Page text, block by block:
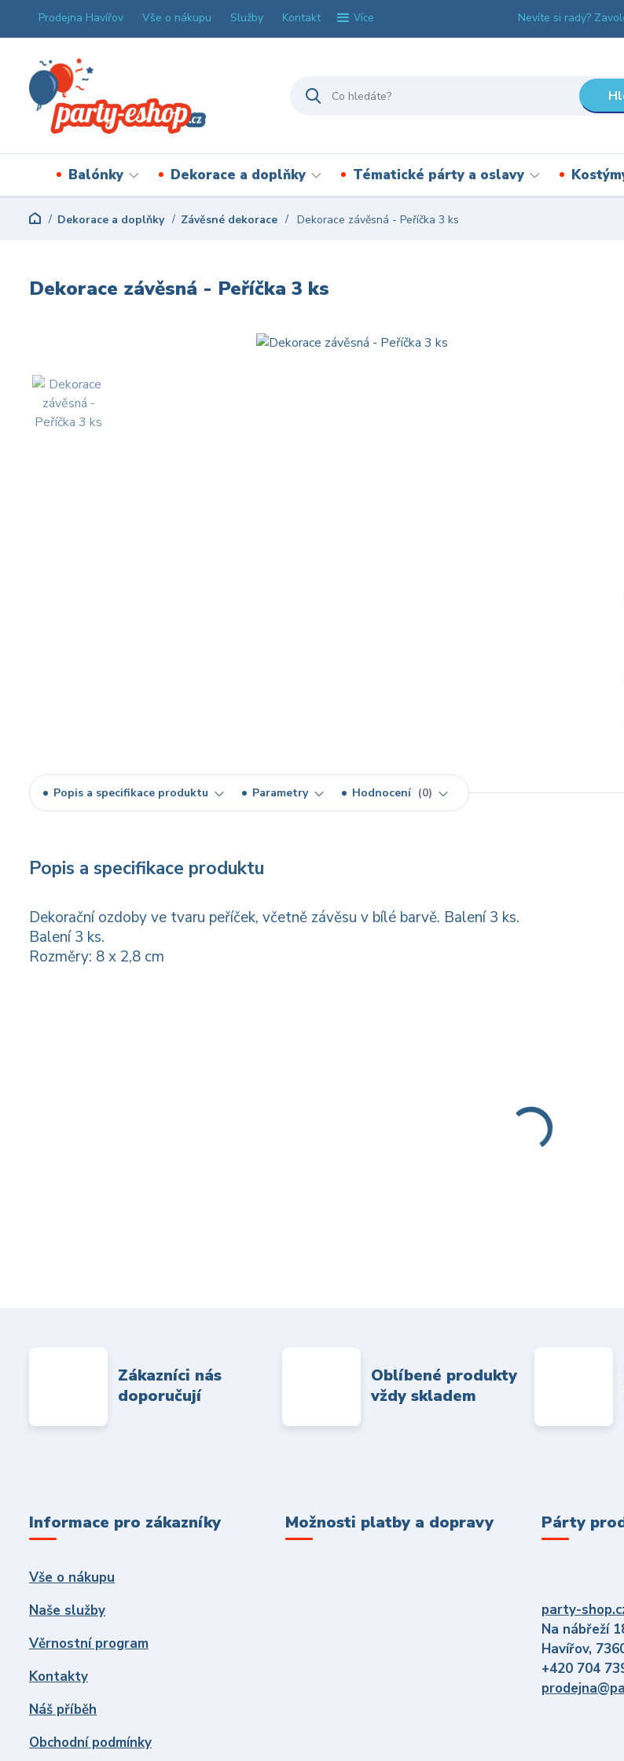
Prodejna Havířov Vše o nákupu Služby Kontakt Více Nevíte si rady?
Balónky Dekorace a doplňky Tématické párty a oslavy
Dekorace a doplňky Závěsné dekorace Dekorace závěsná - Peříčka 3 ks
Dekorace závěsná - Peříčka 3 ks
Popis a specifikace produktu Parametry Hodnocení 0
Popis a specifikace produktu
Dekorační ozdoby ve tvaru peříček, včetně závěsu v bílé barvě. Balení 3 ks.
Balení 3 ks.
Rozměry: 8 x 2,8 cm
Zákazníci nás
doporučují
Oblíbené produkty
vždy skladem
Informace pro zákazníky
Vše o nákupu
Naše služby
Věrnostní program
Kontakty
Náš příběh
Obchodní podmínky
Možnosti platby a dopravy Párty
party-
Na nábřeží
Havířov,
+420 704